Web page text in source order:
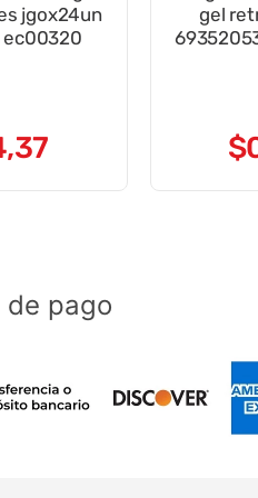
jgox24un
ec00320
,37
gel
$
de pago